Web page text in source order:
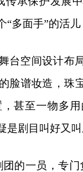
“多面手”的活
台空间设计布
脸谱妆造，珠
甚至一物多
剧目叫好又叫
团的一员，专